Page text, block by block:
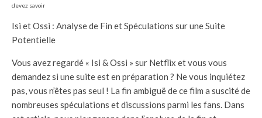
devez savoir
Isi et Ossi : Analyse de Fin et Spéculations sur une Suite
Potentielle
Vous avez regardé « Isi & Ossi » sur Netflix et vous vous
demandez si une suite est en préparation ? Ne vous inquiétez
pas, vous n’êtes pas seul ! La fin ambiguë de ce film a suscité de
nombreuses spéculations et discussions parmi les fans. Dans